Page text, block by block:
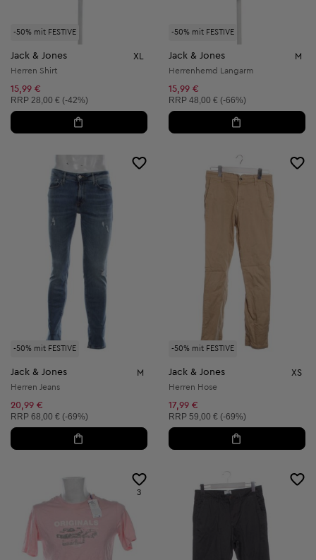
-50% mit FESTIVE
Jack & Jones XL
Herren Shirt
15,99 €
Unverbindliche Preisempfehlung:
RRP 28,00 € (-42%)
-50% mit FESTIVE
Jack & Jones M
Herrenhemd Langarm
15,99 €
Unverbindliche Preisempfehlung:
RRP 48,00 € (-66%)
-50% mit FESTIVE
Jack & Jones M
Herren Jeans
20,99 €
Unverbindliche Preisempfehlung:
RRP 68,00 € (-69%)
-50% mit FESTIVE
Jack & Jones XS
Herren Hose
17,99 €
Unverbindliche Preisempfehlung:
RRP 59,00 € (-69%)
3